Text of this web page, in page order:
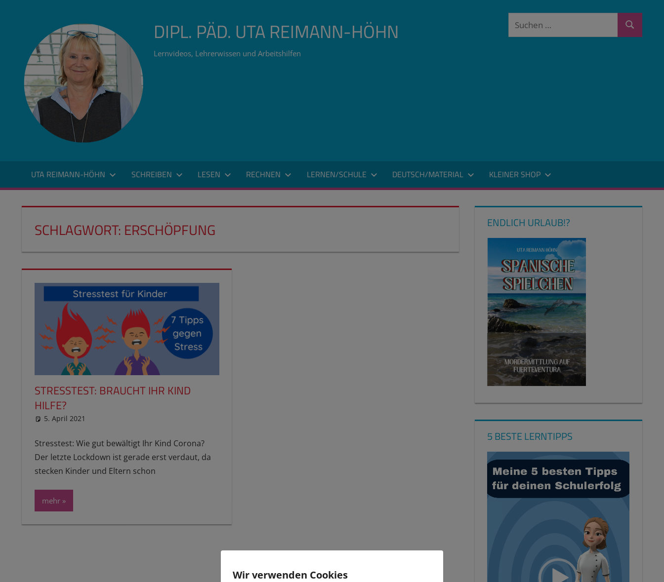
DIPL. PÄD. UTA REIMANN-HÖHN
Lernvideos, Lehrerwissen und Arbeitshilfen
Suchen
Suchen
UTA REIMANN-HÖHN SCHREIBEN LESEN RECHNEN LERNEN/SCHULE DEUTSCH/MATERIAL KLEINER SHOP
SCHLAGWORT: ERSCHÖPFUNG
STRESSTEST: BRAUCHT IHR KIND
HILFE?
5. April 2021
Stresstest: Wie gut bewältigt Ihr Kind Corona?
Der letzte Lockdown ist gerade erst verdaut, da
stecken Kinder und Eltern schon
mehr
ENDLICH URLAUB!?
5 BESTE LERNTIPPS
Video-
Player
Wir verwenden Cookies